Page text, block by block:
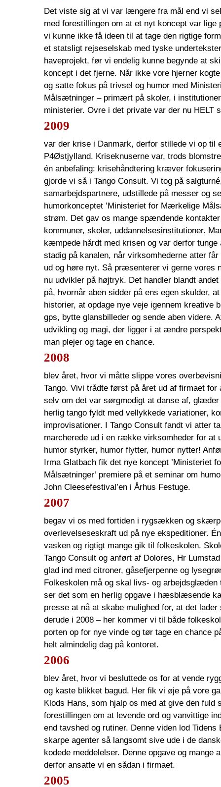
Det viste sig at vi var længere fra mål end vi
med forestillingen om at et nyt koncept var lige
vi kunne ikke få ideen til at tage den rigtige
et statsligt rejseselskab med tyske
haveprojekt, før vi endelig kunne begynde at
koncept i det fjerne. Når ikke vore hjerner
og satte fokus på trivsel og humor med
Målsætninger – primært på skoler, i
ministerier. Ovre i det private var der nu HELT
2009
var der krise i Danmark, derfor stillede vi op til
P4Østjylland. Kriseknuserne var, trods
én anbefaling: krisehåndtering kræver
gjorde vi så i Tango Consult. Vi tog på
samarbejdspartnere, udstillede på messer og
humorkonceptet ’Ministeriet for Mærkelige
strøm. Det gav os mange spændende
kommuner, skoler, uddannelsesinstitutioner.
kæmpede hårdt med krisen og var derfor tunge
stadig på kanalen, når virksomhederne atter
ud og høre nyt. Så præsenterer vi gerne vores
nu udvikler på højtryk. Det handler blandt
på, hvornår aben sidder på ens egen skulder,
historier, at opdage nye veje igennem kreative
gps, bytte glansbilleder og sende aben videre.
udvikling og magi, der ligger i at ændre
man plejer og tage en chance.
2008
blev året, hvor vi måtte slippe vores
Tango. Vivi trådte først på året ud af firmaet
selv om det var sørgmodigt at danse af,
herlig tango fyldt med vellykkede variationer,
improvisationer. I Tango Consult fandt vi atter
marcherede ud i en række virksomheder for at
humor styrker, humor flytter, humor nytter!
Irma Glatbach fik det nye koncept ’Ministeriet
Målsætninger’ premiere på et seminar om
John Cleesefestival’en i Århus Festuge.
2007
begav vi os med fortiden i rygsækken og
overlevelseseskraft ud på nye ekspeditioner.
vasken og rigtigt mange gik til folkeskolen.
Tango Consult og anført af Dolores, Hr
glad ind med citroner, gåsefjerpenne og
Folkeskolen må og skal livs- og arbejdsglæden
ser det som en herlig opgave i hæsblæsende
presse at nå at skabe mulighed for, at det
derude i 2008 – her kommer vi til både
porten op for nye vinde og tør tage en chance
helt almindelig dag på kontoret.
2006
blev året, hvor vi besluttede os for at vende
og kaste blikket bagud. Her fik vi øje på vore
Klods Hans, som hjalp os med at give den fuld
forestillingen om at levende ord og vanvittige
end tavshed og rutiner. Denne viden lod
skarpe agenter så langsomt sive ude i de
kodede meddelelser. Denne opgave og mange
derfor ansatte vi en sådan i firmaet.
2005